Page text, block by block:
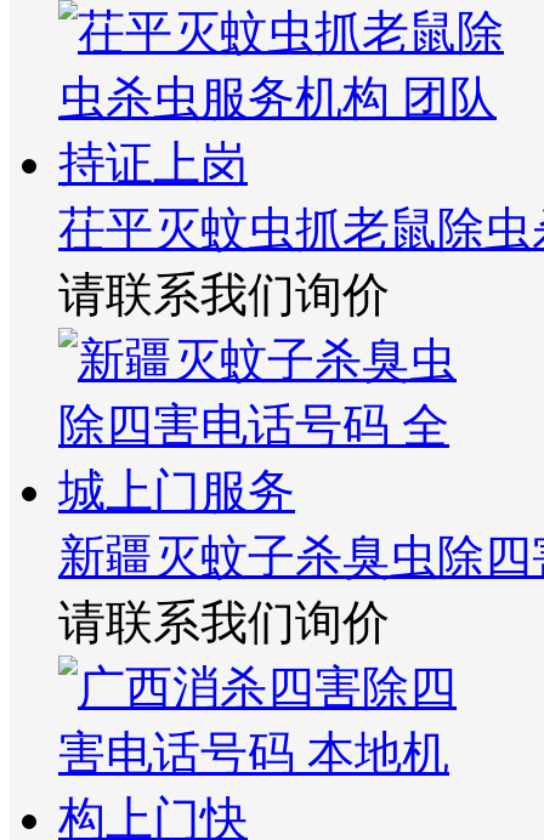
茌平灭蚊虫抓老鼠除
请联系我们询价
新疆灭蚊子杀臭虫除
请联系我们询价